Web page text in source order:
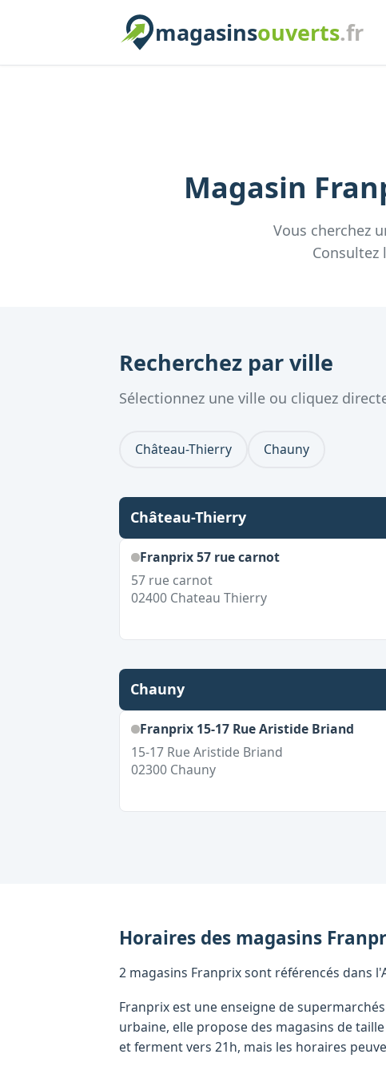
magasinsouverts.fr
Magasin
Vous cherchez
Recherchez par ville
Sélectionnez une ville ou cliquez
Château-Thierry Chauny
Château-Thierry
Franprix 57 rue carnot
57 rue carnot
02400 Chateau Thierry
Chauny
Franprix 15-17 Rue Aristide Briand
15-17 Rue Aristide Briand
02300 Chauny
Horaires des magasins
2 magasins Franprix sont référencés dans
Franprix est une enseigne de
urbaine, elle propose des magasins de
et ferment vers 21h, mais les horaires